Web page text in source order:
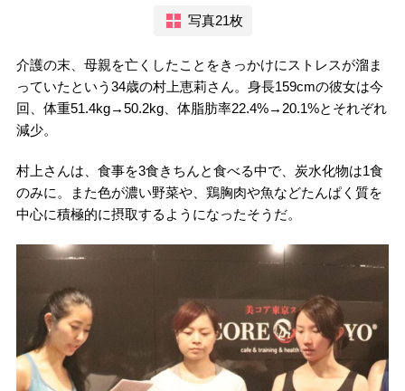
写真21枚
介護の末、母親を亡くしたことをきっかけにストレスが溜ま
っていたという34歳の村上恵莉さん。身長159cmの彼女は今
回、体重51.4kg→50.2kg、体脂肪率22.4%→20.1%とそれぞれ
減少。
村上さんは、食事を3食きちんと食べる中で、炭水化物は1食
のみに。また色が濃い野菜や、鶏胸肉や魚などたんぱく質を
中心に積極的に摂取するようになったそうだ。